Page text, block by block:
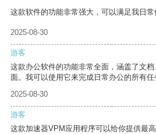
这款软件的功能非常强大，可以满足我日常
2025-08-30
游客
这款办公软件的功能非常全面，涵盖了文
面。我可以使用它来完成日常办公的所有任
2025-08-30
游客
这款加速器VPM应用程序可以给你提供最